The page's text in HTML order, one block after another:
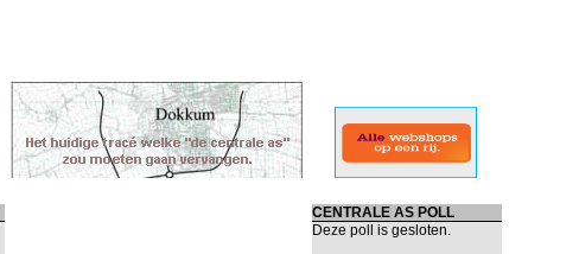
CENTRALE AS POLL
Deze poll is gesloten.